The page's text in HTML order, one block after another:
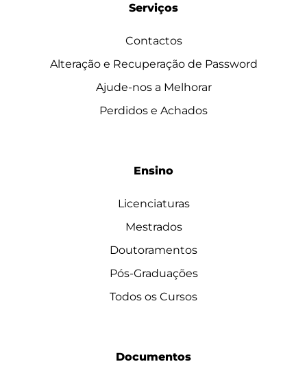
Serviços
Contactos
Alteração e Recuperação de Password
Ajude-nos a Melhorar
Perdidos e Achados
Ensino
Licenciaturas
Mestrados
Doutoramentos
Pós-Graduações
Todos os Cursos
Documentos